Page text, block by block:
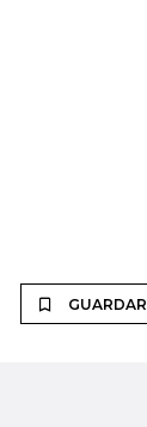
GUARDAR